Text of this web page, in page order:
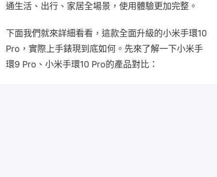
通生活、出行、家居全場景，使用體驗更加完整。
下面我們就來詳細看看，這款全面升級的小米手環10
Pro，實際上手錶現到底如何。先來了解一下小米手
環9 Pro、小米手環10 Pro的產品對比：